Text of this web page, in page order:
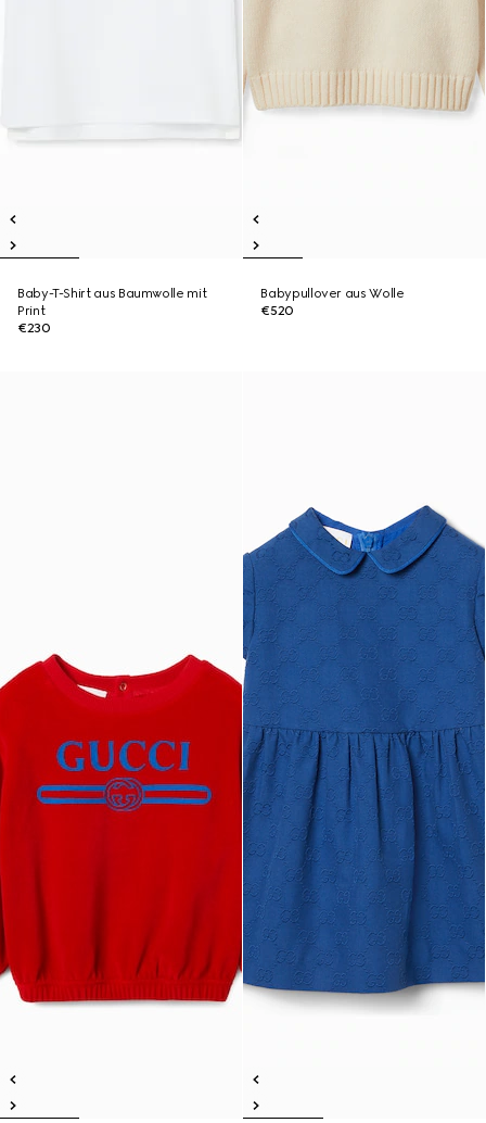
Baby-T-Shirt aus Baumwolle mit
Print
€230
Babypullover aus Wolle
€520